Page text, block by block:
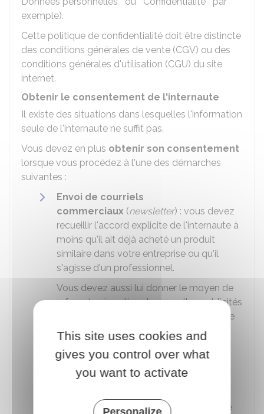
exemple).
Cette politique de confidentialité doit être distincte
des conditions générales de vente (CGV) ou des
conditions générales d'utilisation (CGU) du site
internet.
Obtenir le consentement de l'internaute
Il existe des situations dans lesquelles l'information
seule de l'internaute ne suffit pas.
Vous devez en plus obtenir son consentement
lorsque vous procédez à l'une des démarches
suivantes :
Envoi de courriels
commerciaux (newsletter) : vous devez
recueillir l'accord explicite de l'internaute à
moins qu'il ait déjà acheté un produit
similaire dans votre entreprise ou qu'il
s'agisse d'un professionnel.
Vous devez aussi lui donner le moyen de
refuser la réception de nouvelles publicités
en proposant une désinscription en fin de
mail.
Utilisation de cookies: il s'agit des
traceurs qui analysent la navigation, les
déplacements et les habitudes de
l'internaute pour permettre l'affichage de
This site uses cookies and
gives you control over what
you want to activate
Personalize